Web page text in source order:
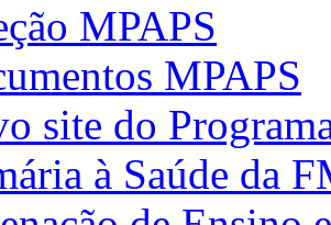
MPAPS
MPAPS
site do
à Saúde da